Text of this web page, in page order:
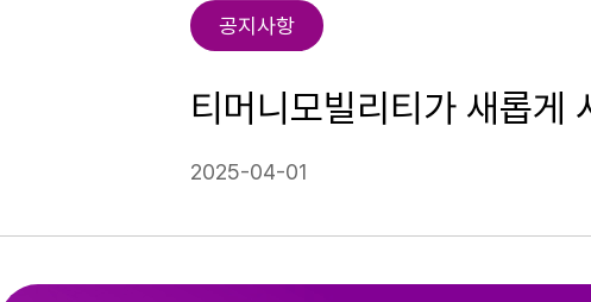
공지사항
티머니모빌리티가 새롭게
2025-04-01